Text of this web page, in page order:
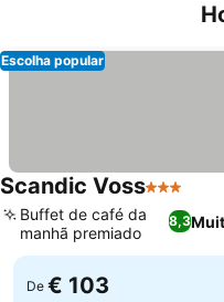
Escolha popular
Scandic Voss3 Estrelas
8,3
Buffet de café da
manhã premiado
De € 103